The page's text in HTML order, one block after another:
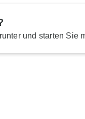
und starten Sie